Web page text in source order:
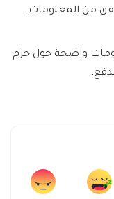
من المعلومات.
واضحة حول حزم